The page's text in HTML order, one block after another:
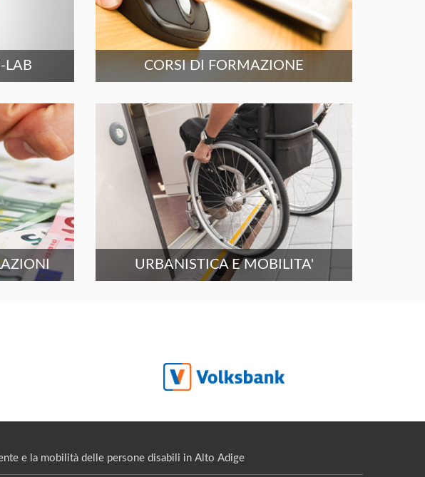
LAB CORSI DI FORMAZIONE
URBANISTICA E MOBILITA'
e la mobilità delle persone disabili in Alto Adige